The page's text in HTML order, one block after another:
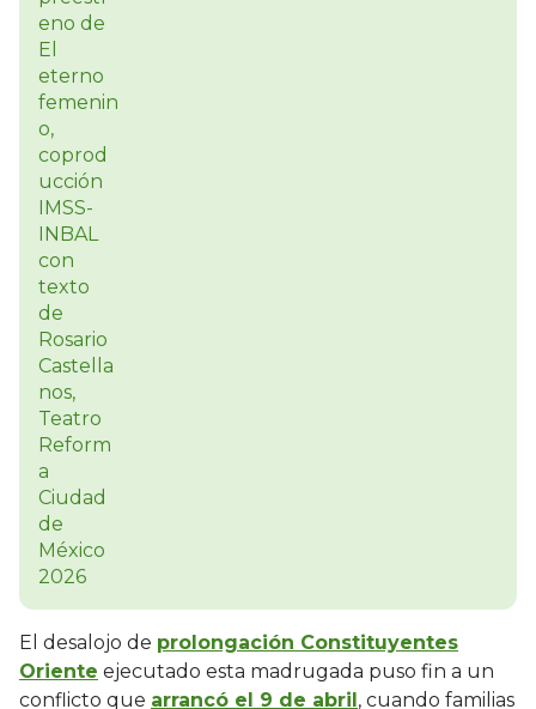
El desalojo de prolongación Constituyentes
Oriente ejecutado esta madrugada puso fin a un
conflicto que arrancó el 9 de abril , cuando familias